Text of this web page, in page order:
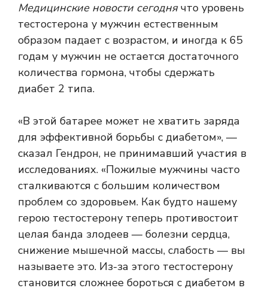
Медицинские новости сегоднячто уровень
тестостерона у мужчин естественным
образом падает с возрастом, и иногда к 65
годам у мужчин не остается достаточного
количества гормона, чтобы сдержать
диабет 2 типа.
«В этой батарее может не хватить заряда
для эффективной борьбы с диабетом», —
сказал Гендрон, не принимавший участия в
исследованиях. «Пожилые мужчины часто
сталкиваются с большим количеством
проблем со здоровьем. Как будто нашему
герою тестостерону теперь противостоит
целая банда злодеев — болезни сердца,
снижение мышечной массы, слабость — вы
называете это. Из-за этого тестостерону
становится сложнее бороться с диабетом в